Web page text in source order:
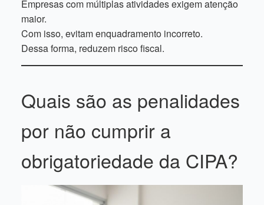
Empresas com múltiplas atividades exigem atenção
maior.
Com isso, evitam enquadramento incorreto.
Dessa forma, reduzem risco fiscal.
Quais são as penalidades
por não cumprir a
obrigatoriedade da CIPA?